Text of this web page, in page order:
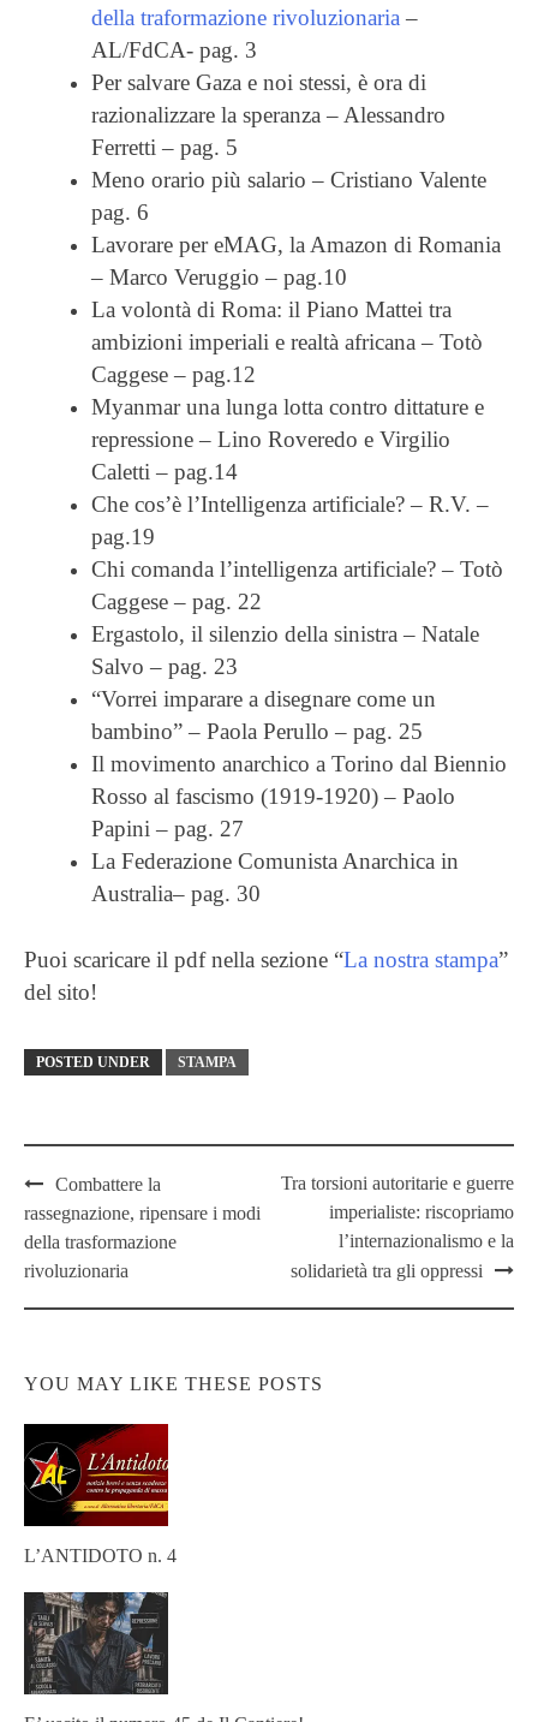
della traformazione rivoluzionaria–
AL/FdCA- pag. 3
Per salvare Gaza e noi stessi, è ora di
razionalizzare la speranza – Alessandro
Ferretti – pag. 5
Meno orario più salario – Cristiano Valente
pag. 6
Lavorare per eMAG, la Amazon di Romania
– Marco Veruggio – pag.10
La volontà di Roma: il Piano Mattei tra
ambizioni imperiali e realtà africana – Totò
Caggese – pag.12
Myanmar una lunga lotta contro dittature e
repressione – Lino Roveredo e Virgilio
Caletti – pag.14
Che cos’è l’Intelligenza artificiale? – R.V. –
pag.19
Chi comanda l’intelligenza artificiale? – Totò
Caggese – pag. 22
Ergastolo, il silenzio della sinistra – Natale
Salvo – pag. 23
“Vorrei imparare a disegnare come un
bambino” – Paola Perullo – pag. 25
Il movimento anarchico a Torino dal Biennio
Rosso al fascismo (1919-1920) – Paolo
Papini – pag. 27
La Federazione Comunista Anarchica in
Australia– pag. 30
Puoi scaricare il pdf nella sezione “La nostra stampa”
del sito!
POSTED UNDER STAMPA
Combattere la
rassegnazione, ripensare i modi
della trasformazione
rivoluzionaria
Tra torsioni autoritarie e guerre
imperialiste: riscopriamo
l’internazionalismo e la
solidarietà tra gli oppressi
YOU MAY LIKE THESE POSTS
L’ANTIDOTO n. 4